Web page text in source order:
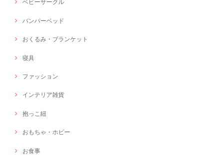
ベビーサークル
バンパーベッド
おくるみ・ブランケット
寝具
ファッション
インテリア雑貨
抱っこ紐
おもちゃ・ホビー
お食事